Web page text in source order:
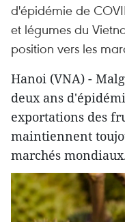
d'épidémie de
et légumes du
position vers les
Hanoi (VNA) -
deux ans
exportations des
maintiennent
marchés